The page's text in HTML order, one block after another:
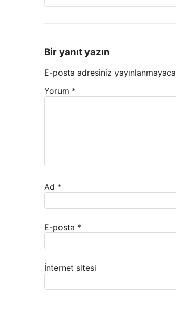
Bir yanıt yazın
E-posta adresiniz
Yorum *
Ad *
E-posta *
İnternet sitesi